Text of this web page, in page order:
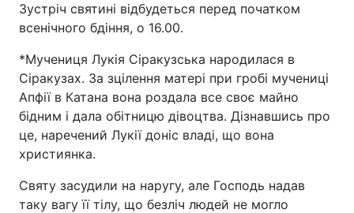
Зустріч святині відбудеться перед початком
всенічного бдіння, о 16.00.
*Мучениця Лукія Сіракузська народилася в
Сіракузах. За зцілення матері при гробі мучениці
Апфії в Катана вона роздала все своє майно
бідним і дала обітницю дівоцтва. Дізнавшись про
це, наречений Лукії доніс владі, що вона
християнка.
Святу засудили на наругу, але Господь надав
таку вагу її тілу, що безліч людей не могло